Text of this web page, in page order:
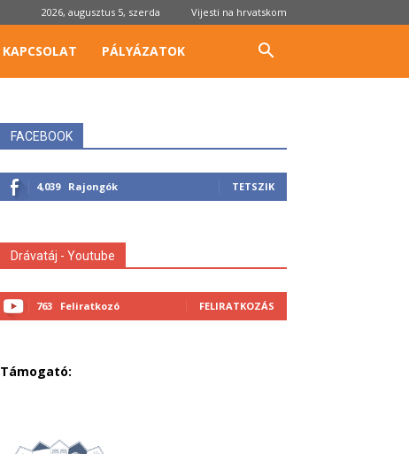
2026, augusztus 5, szerda Vijesti na hrvatskom
KAPCSOLAT PÁLYÁZATOK
FACEBOOK
4,039 Rajongók TETSZIK
Drávatáj - Youtube
763 Feliratkozó FELIRATKOZÁS
Támogató: